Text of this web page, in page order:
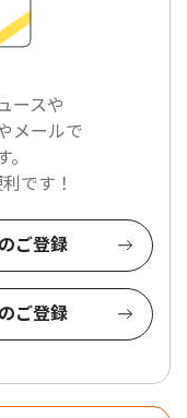
ースや
メールで
です！
ご登録
ご登録